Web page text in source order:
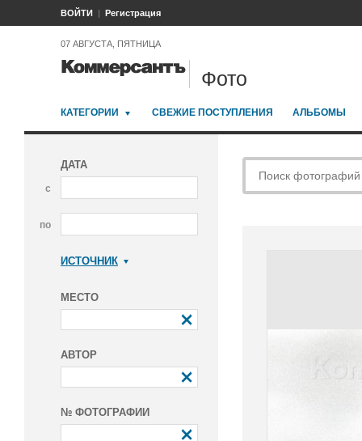
ВОЙТИ Регистрация
07 АВГУСТА, ПЯТНИЦА
Фото
КАТЕГОРИИ СВЕЖИЕ ПОСТУПЛЕНИЯ АЛЬБОМЫ
ДАТА
с
по
ИСТОЧНИК
МЕСТО
АВТОР
№ ФОТОГРАФИИ